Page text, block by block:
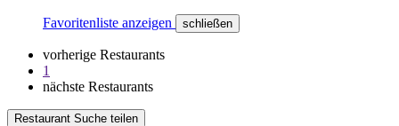
Favoritenliste anzeigen schließen
vorherige Restaurants
1
nächste Restaurants
Restaurant Suche teilen